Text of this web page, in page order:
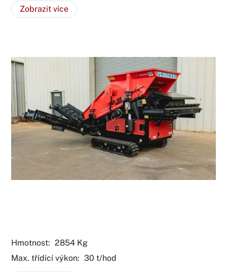
Zobrazit více
Hmotnost: 2854 Kg
Max. třídící výkon: 30t/hod